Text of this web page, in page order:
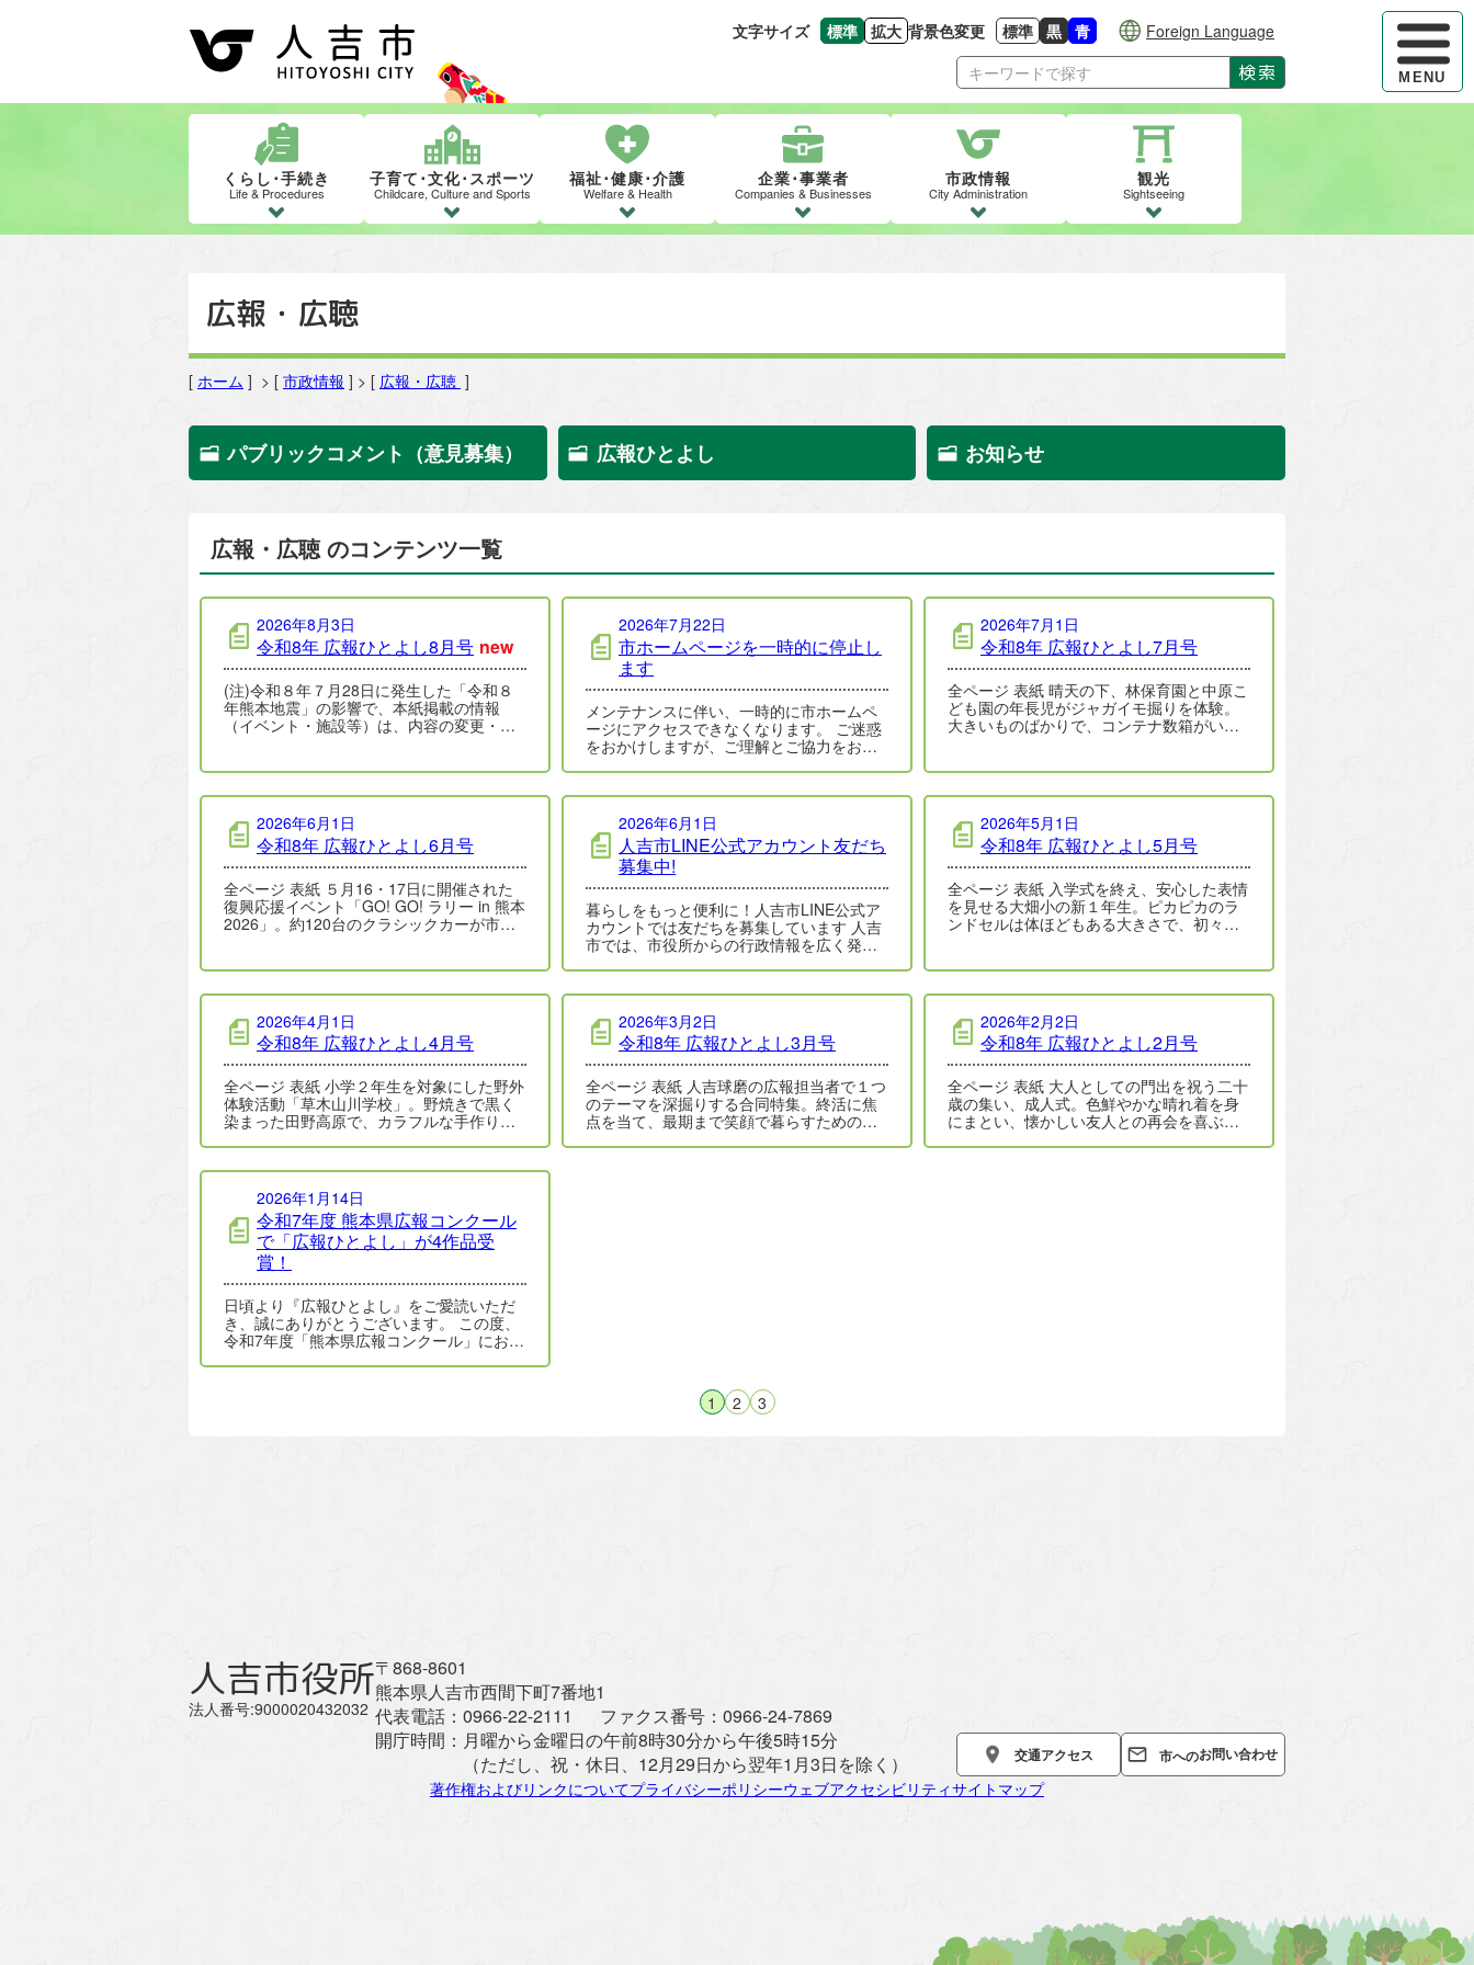
ハンバー
MENU
文字サイズ 標準
文字の大きさをもとの大きさに戻す
拡大
文字を大きくする
背景色変更 標準
背景色の変更：白
黒
背景色の変更：黒
青
背景色の変更：青
Foreign Language
検索
くらし･手続き
Life & Procedures
子育て･文化･スポーツ
Childcare, Culture and Sports
福祉･健康･介護
Welfare & Health
企業･事業者
Companies & Businesses
市政情報
City Administration
観光
Sightseeing
広報・広聴
[ ホーム ] > [ 市政情報 ] > [ 広報・広聴 ]
パブリックコメント（意見募集） 広報ひとよし お知らせ
広報・広聴 のコンテンツ一覧
2026年8月3日
令和8年 広報ひとよし8月号 new
(注)令和８年７月28日に発生した「令和８
年熊本地震」の影響で、本紙掲載の情報
（イベント・施設等）は、内容の変更・中
2026年7月22日
市ホームページを一時的に停止し
ます
メンテナンスに伴い、一時的に市ホームペ
ージにアクセスできなくなります。 ご迷惑
をおかけしますが、ご理解とご協力をお願
2026年7月1日
令和8年 広報ひとよし7月号
全ページ 表紙 晴天の下、林保育園と中原こ
ども園の年長児がジャガイモ掘りを体験。
大きいものばかりで、コンテナ数箱がいっ
2026年6月1日
令和8年 広報ひとよし6月号
全ページ 表紙 ５月16・17日に開催された
復興応援イベント「GO! GO! ラリー in 熊本
2026」。約120台のクラシックカーが市内
2026年6月1日
人吉市LINE公式アカウント友だち
募集中!
暮らしをもっと便利に！人吉市LINE公式ア
カウントでは友だちを募集しています 人吉
市では、市役所からの行政情報を広く発信
2026年5月1日
令和8年 広報ひとよし5月号
全ページ 表紙 入学式を終え、安心した表情
を見せる大畑小の新１年生。ピカピカのラ
ンドセルは体ほどもある大きさで、初々し
2026年4月1日
令和8年 広報ひとよし4月号
全ページ 表紙 小学２年生を対象にした野外
体験活動「草木山川学校」。野焼きで黒く
染まった田野高原で、カラフルな手作りた
2026年3月2日
令和8年 広報ひとよし3月号
全ページ 表紙 人吉球磨の広報担当者で１つ
のテーマを深掘りする合同特集。終活に焦
点を当て、最期まで笑顔で暮らすためのヒ
2026年2月2日
令和8年 広報ひとよし2月号
全ページ 表紙 大人としての門出を祝う二十
歳の集い、成人式。色鮮やかな晴れ着を身
にまとい、懐かしい友人との再会を喜ぶ笑
2026年1月14日
令和7年度 熊本県広報コンクール
で「広報ひとよし」が4作品受
賞！
日頃より『広報ひとよし』をご愛読いただ
き、誠にありがとうございます。 この度、
令和7年度「熊本県広報コンクール」におい
1
2 3
人吉市役所
法人番号:9000020432032
〒868-8601
熊本県人吉市西間下町7番地1
代表電話： 0966-22-2111 ファクス番号： 0966-24-7869
開庁時間： 月曜から金曜日の午前8時30分から午後5時15分
（ただし、祝・休日、12月29日から翌年1月3日を除く）
交通アクセス 市へのお問い合わせ
著作権およびリンクについてプライバシーポリシーウェブアクセシビリティサイトマップ